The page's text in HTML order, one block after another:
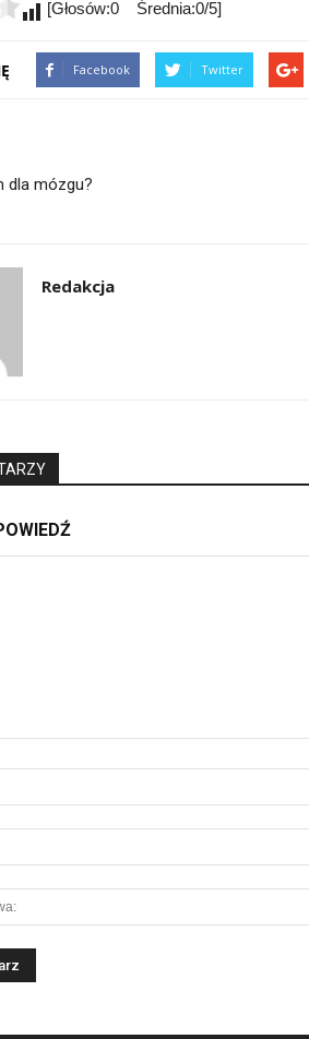
[Głosów:0 Średnia:0/5]
Facebook Twitter
dla mózgu?
Redakcja